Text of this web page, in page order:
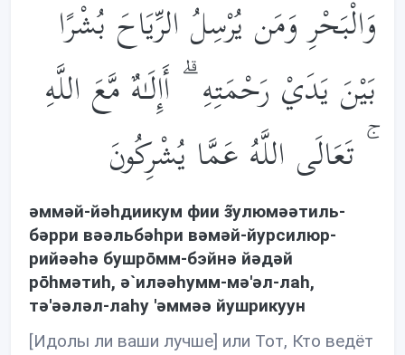
وَالْبَحْرِ وَمَن يُرْسِلُ الرِّيَاحَ بُشْرًا
بَيْنَ يَدَيْ رَحْمَتِهِ ۗ أَإِلَـٰهٌ مَّعَ اللَّهِ
ۚ تَعَالَى اللَّهُ عَمَّا يُشْرِكُونَ
əммəй-йəhдиикум фии з̃улюмəəтиль-
бəрри вəəльбəhри вəмəй-йурсилюр-
рийəəhə бушрōмм-бэйнə йəдəй
рōhмəтиh, ə`илəəhумм-мə'əл-лаh,
тə'əəлəл-лаhу 'əммəə йушрикуун
[Идолы ли ваши лучше] или Тот, Кто ведёт